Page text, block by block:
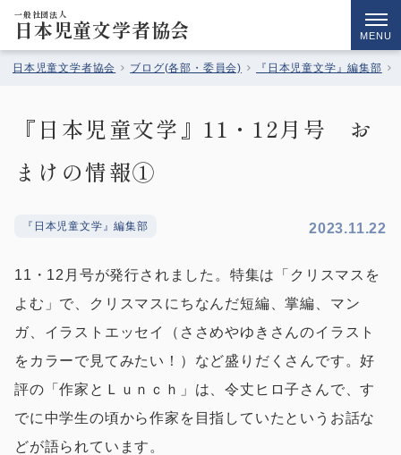
一般社団法人
日本児童文学者協会 MENU
日本児童文学者協会 ブログ(各部・委員会) 『日本児童文学』編集部
『日本児童文学』11・12月号 お
まけの情報①
『日本児童文学』編集部 2023.11.22
11・12月号が発行されました。特集は「クリスマスを
よむ」で、クリスマスにちなんだ短編、掌編、マン
ガ、イラストエッセイ（ささめやゆきさんのイラスト
をカラーで見てみたい！）など盛りだくさんです。好
評の「作家とＬｕｎｃｈ」は、令丈ヒロ子さんで、す
でに中学生の頃から作家を目指していたというお話な
どが語られています。